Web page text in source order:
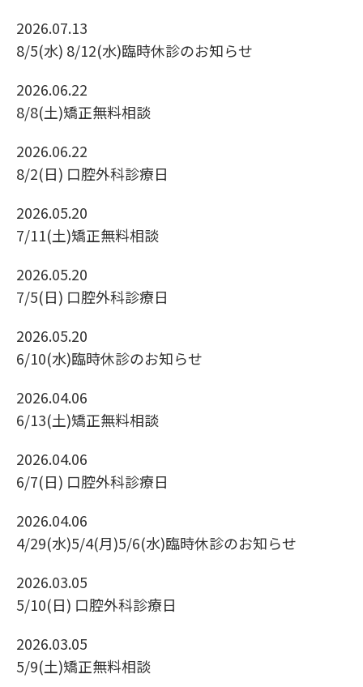
2026.07.13
8/5(水) 8/12(水)臨時休診のお知らせ
2026.06.22
8/8(土)矯正無料相談
2026.06.22
8/2(日) 口腔外科診療日
2026.05.20
7/11(土)矯正無料相談
2026.05.20
7/5(日) 口腔外科診療日
2026.05.20
6/10(水)臨時休診のお知らせ
2026.04.06
6/13(土)矯正無料相談
2026.04.06
6/7(日) 口腔外科診療日
2026.04.06
4/29(水)5/4(月)5/6(水)臨時休診のお知らせ
2026.03.05
5/10(日) 口腔外科診療日
2026.03.05
5/9(土)矯正無料相談